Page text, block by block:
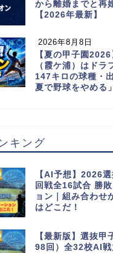
から離婚までと再
【2026年最新】
2026年8月8日
【夏の甲子園
（霞ケ浦）はドラ
147キロの球種・
夏で野球をやめる
キング
【AI予想】2026
回戦全16試合 勝
ョン｜組み合わせ
はどこだ！
【最新版】選抜甲
98回）全32校AI戦